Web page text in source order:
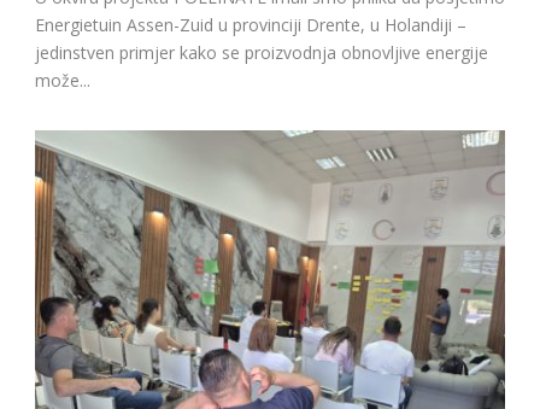
Energietuin Assen-Zuid u provinciji Drente, u Holandiji –
jedinstven primjer kako se proizvodnja obnovljive energije
može...